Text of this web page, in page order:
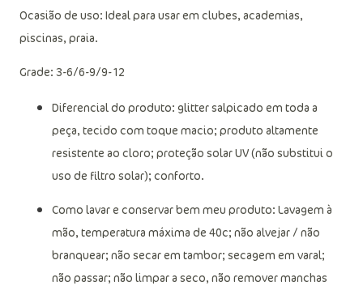
Ocasião de uso: Ideal para usar em clubes, academias,
piscinas, praia.
Grade: 3-6/6-9/9-12
Diferencial do produto: glitter salpicado em toda a
peça, tecido com toque macio; produto altamente
resistente ao cloro; proteção solar UV (não substitui o
uso de filtro solar); conforto.
Como lavar e conservar bem meu produto: Lavagem à
mão, temperatura máxima de 40c; não alvejar / não
branquear; não secar em tambor; secagem em varal;
não passar; não limpar a seco, não remover manchas